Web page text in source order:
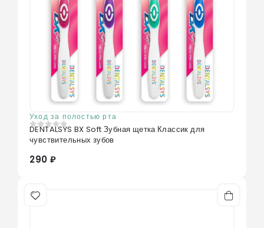
Уход за полостью рта
0 из 5
DENTALSYS BX Soft Зубная щетка Классик для
чувствительных зубов
290 ₽